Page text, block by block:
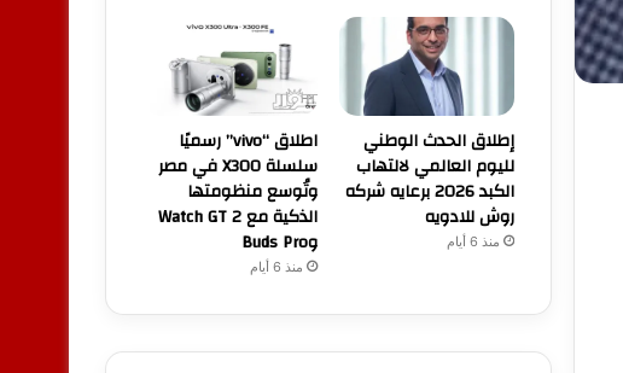
إطلاق الحدث الوطني
لليوم العالمي لالتهاب
الكبد 2026 برعايه شركه
روش للادويه
منذ 6 أيام
اطلاق “vivo” رسميًا
سلسلة X300 في مصر
وتُوسع منظومتها
الذكية مع Watch GT 2
وBuds Pro
منذ 6 أيام